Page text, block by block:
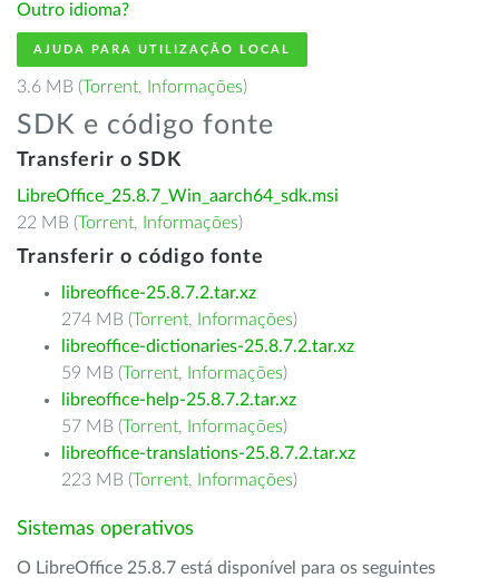
Outro idioma?
AJUDA PARA UTILIZAÇÃO LOCAL
3.6 MB (Torrent, Informações)
SDK e código fonte
Transferir o SDK
LibreOffice_25.8.7_Win_aarch64_sdk.msi
22 MB (Torrent, Informações)
Transferir o código fonte
libreoffice-25.8.7.2.tar.xz
274 MB (Torrent, Informações)
libreoffice-dictionaries-25.8.7.2.tar.xz
59 MB (Torrent, Informações)
libreoffice-help-25.8.7.2.tar.xz
57 MB (Torrent, Informações)
libreoffice-translations-25.8.7.2.tar.xz
223 MB (Torrent, Informações)
Sistemas operativos
O LibreOffice 25.8.7 está disponível para os seguintes